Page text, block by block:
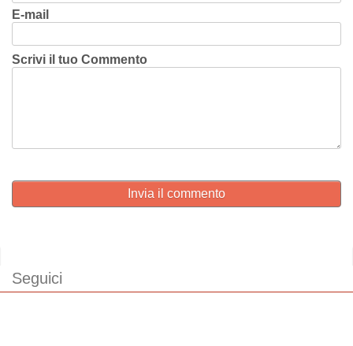
E-mail
Scrivi il tuo Commento
Invia il commento
Seguici